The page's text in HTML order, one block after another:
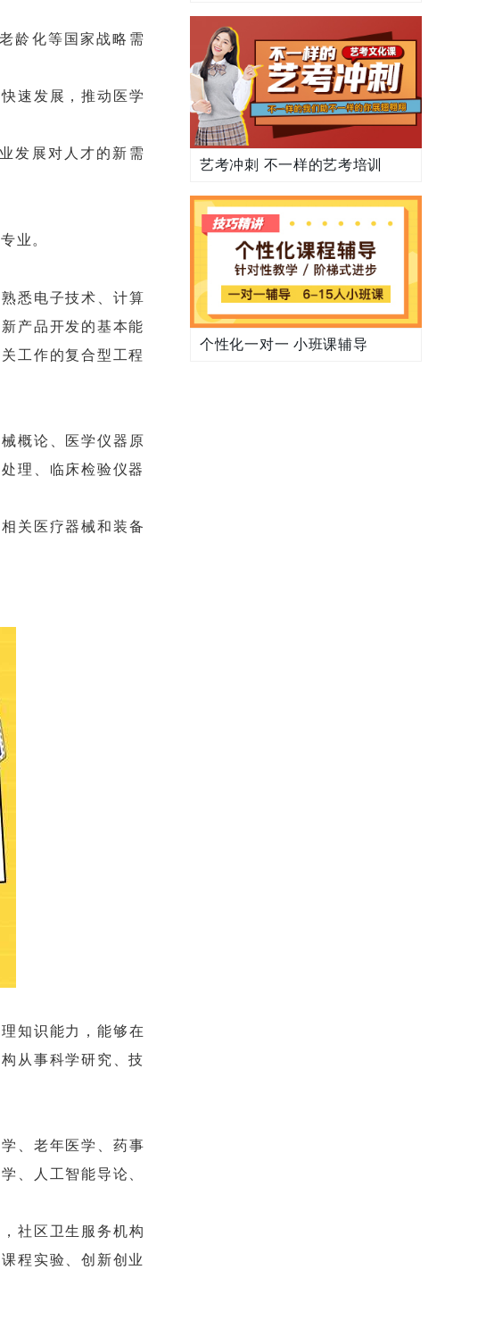
龄化等国家战略需
速发展，推动医学
发展对人才的新需
业。
悉电子技术、计算
产品开发的基本能
工作的复合型工程
概论、医学仪器原
理、临床检验仪器
关医疗器械和装备
知识能力，能够在
从事科学研究、技
、老年医学、药事
、人工智能导论、
社区卫生服务机构
程实验、创新创业
艺考冲刺 不一样的艺考培训
个性化一对一 小班课辅导